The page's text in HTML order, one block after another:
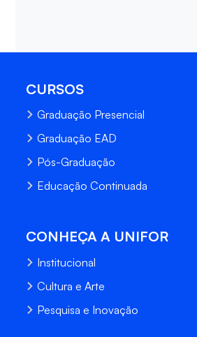
CURSOS
Graduação Presencial
Graduação EAD
Pós-Graduação
Educação Continuada
CONHEÇA A UNIFOR
Institucional
Cultura e Arte
Pesquisa e Inovação